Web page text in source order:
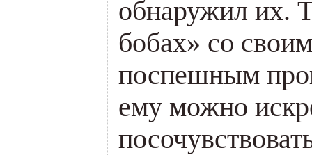
обнаружил их.
бобах» со
поспешным
ему можно